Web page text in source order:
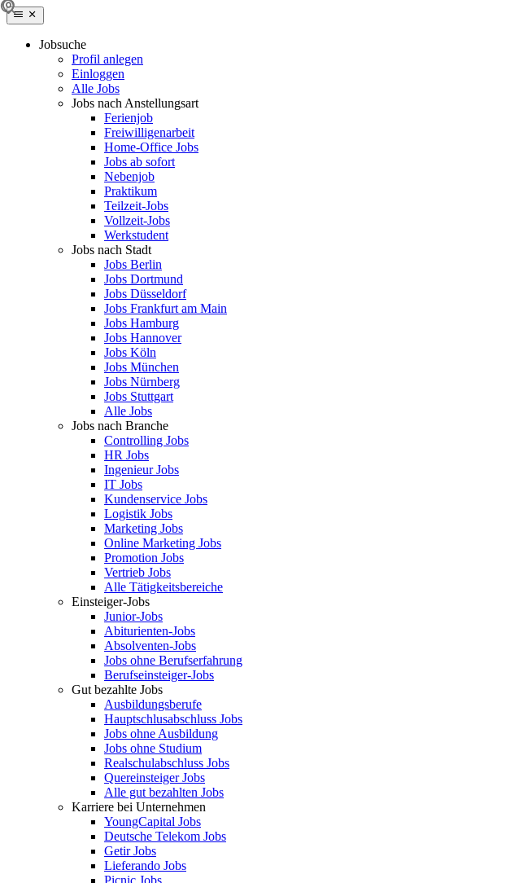
Jobsuche
Profil anlegen
Einloggen
Alle Jobs
Jobs nach Anstellungsart
Ferienjob
Freiwilligenarbeit
Home-Office Jobs
Jobs ab sofort
Nebenjob
Praktikum
Teilzeit-Jobs
Vollzeit-Jobs
Werkstudent
Jobs nach Stadt
Jobs Berlin
Jobs Dortmund
Jobs Düsseldorf
Jobs Frankfurt am Main
Jobs Hamburg
Jobs Hannover
Jobs Köln
Jobs München
Jobs Nürnberg
Jobs Stuttgart
Alle Jobs
Jobs nach Branche
Controlling Jobs
HR Jobs
Ingenieur Jobs
IT Jobs
Kundenservice Jobs
Logistik Jobs
Marketing Jobs
Online Marketing Jobs
Promotion Jobs
Vertrieb Jobs
Alle Tätigkeitsbereiche
Einsteiger-Jobs
Junior-Jobs
Abiturienten-Jobs
Absolventen-Jobs
Jobs ohne Berufserfahrung
Berufseinsteiger-Jobs
Gut bezahlte Jobs
Ausbildungsberufe
Hauptschlusabschluss Jobs
Jobs ohne Ausbildung
Jobs ohne Studium
Realschulabschluss Jobs
Quereinsteiger Jobs
Alle gut bezahlten Jobs
Karriere bei Unternehmen
YoungCapital Jobs
Deutsche Telekom Jobs
Getir Jobs
Lieferando Jobs
Picnic Jobs